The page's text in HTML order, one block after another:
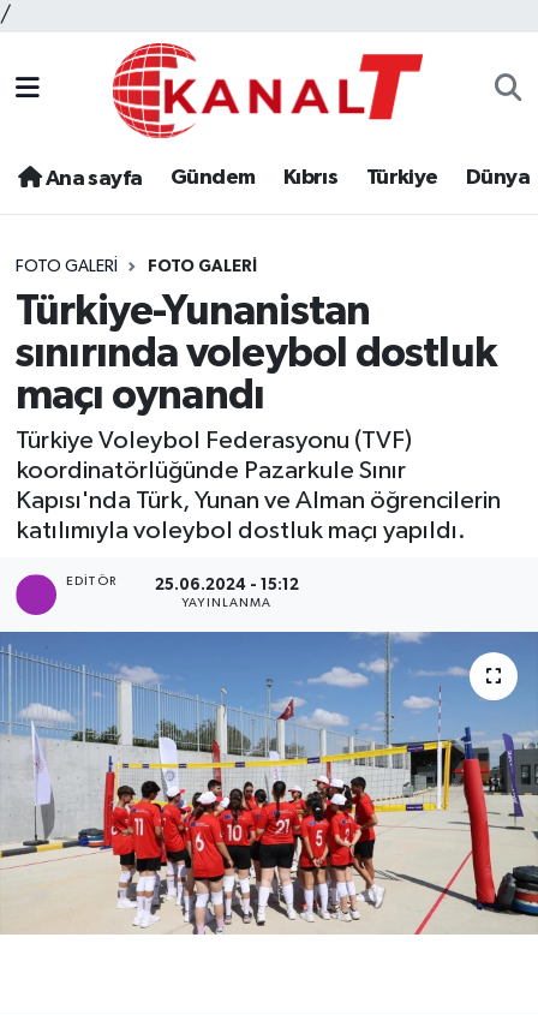
/
Ana sayfa Gündem Kıbrıs Türkiye Dünya
FOTO GALERI FOTO GALERI
Türkiye-Yunanistan
sınırında voleybol dostluk
maçı oynandı
Türkiye Voleybol Federasyonu (TVF)
koordinatörlüğünde Pazarkule Sınır
Kapısı'nda Türk, Yunan ve Alman öğrencilerin
katılımıyla voleybol dostluk maçı yapıldı.
EDITÖR 25.06.2024 - 15:12
YAYINLANMA